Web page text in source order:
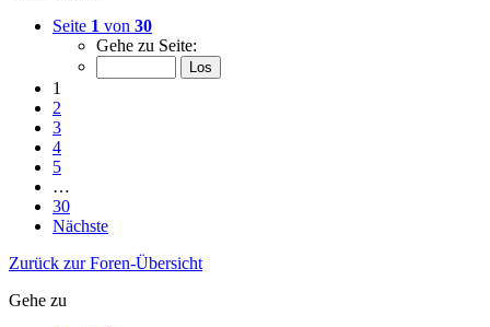
Seite 1 von 30
Gehe zu Seite:
1
2
3
4
5
…
30
Nächste
Zurück zur Foren-Übersicht
Gehe zu